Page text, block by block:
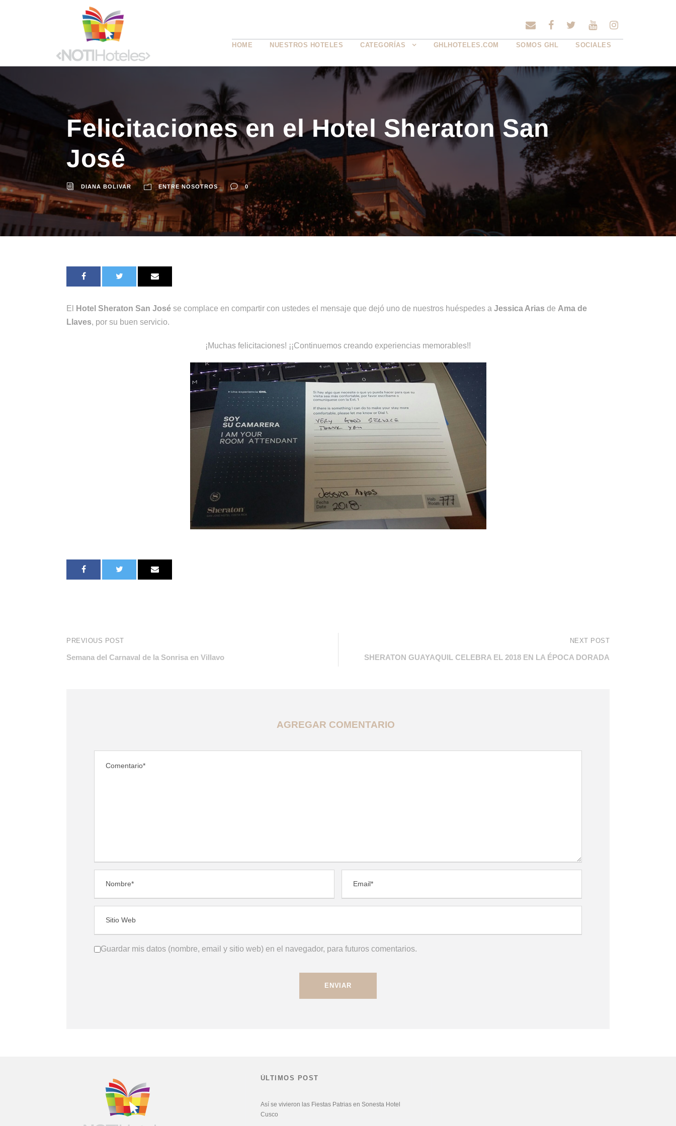
HOME NUESTROS HOTELES CATEGORÍAS GHLHOTELES.COM SOMOS GHL SOCIALES
Felicitaciones en el Hotel Sheraton San
José
DIANA BOLIVAR ENTRE NOSOTROS 0
El Hotel Sheraton San José se complace en compartir con ustedes el mensaje que dejó uno de nuestros huéspedes a Jessica Arias de Ama de
Llaves, por su buen servicio.
¡Muchas felicitaciones! ¡¡Continuemos creando experiencias memorables!!
PREVIOUS POST
Semana del Carnaval de la Sonrisa en Villavo
NEXT POST
SHERATON GUAYAQUIL CELEBRA EL 2018 EN LA ÉPOCA DORADA
AGREGAR COMENTARIO
Guardar mis datos (nombre, email y sitio web) en el navegador, para futuros comentarios.
ÚLTIMOS POST
Así se vivieron las Fiestas Patrias en Sonesta Hotel
Cusco